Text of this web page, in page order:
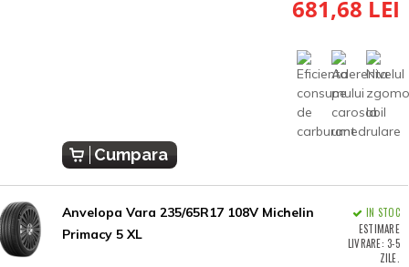
681,68 LEI
Cumpara
Anvelopa Vara 235/65R17 108V Michelin
Primacy 5 XL
IN STOC
ESTIMARE
LIVRARE: 3-5
ZILE.